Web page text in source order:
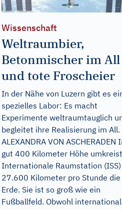
Wissenschaft
Weltraumbier,
Betonmischer im All
und tote Froscheier
In der Nähe von Luzern gibt es
spezielles Labor: Es macht
Experimente weltraumtauglich
begleitet ihre Realisierung im All.
ALEXANDRA VON ASCHERADEN
gut 400 Kilometer Höhe
Internationale Raumstation
27.600 Kilometer pro Stunde die
Erde. Sie ist so groß wie ein
Fußballfeld. Obwohl